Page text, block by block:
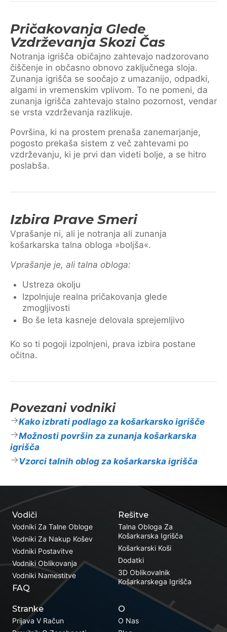
Pričakovanja Glede
Vzdrževanja Skozi Čas
Notranja igrišča običajno zahtevajo nadzorovano
čiščenje in občasno obnovo zaključnega sloja.
Zunanja igrišča se soočajo z umazanijo, odpadki,
algami in vremenskim vplivom. To ne pomeni, da
zunanja igrišča zahtevajo stalno pozornost, vendar
se vrsta vzdrževanja razlikuje.
Površina, ki na prostem prenaša zanemarjanje,
pogosto prekaša sistem z več zahtevami po
vzdrževanju, ki je prvi dan videti bolje, a se hitro
poslabša.
Izbira Prave Smeri
Vprašanje ni, ali je notranja ali zunanja
košarkarska talna obloga »boljša«.
Vprašanje je, ali talna obloga:
Ustreza okolju
Izpolnjuje realna pričakovanja glede
zmogljivosti
Bo še leta kasneje delovala sprejemljivo
Ko so ti pogoji izpolnjeni, prava izbira postane
očitna.
Povezani vodniki
Kako izbrati podlago za košarkarsko igrišče
Možnosti površin za zunanja košarkarska
igrišča
Vzorci talnih oblog za košarkarska igrišča
Rešitve
Talna Obloga Za
Košarkarska Igrišča
Košarkarski Koši
Dodatki
3D Oblikovalnik
Košarkarskega Igrišča
Vodiči
Vodniki Za Talne Obloge
Vodniki Za Nakup Košev
Vodniki Postavitve
Vodniki Oblikovanja
Vodniki Namestitve
FAQ
Stranke
Prijava V Račun
O
O Nas